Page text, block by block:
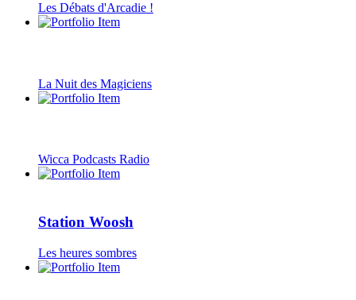
Les Débats d'Arcadie !
La Nuit des Magiciens
Wicca Podcasts Radio
Station Woosh
Les heures sombres